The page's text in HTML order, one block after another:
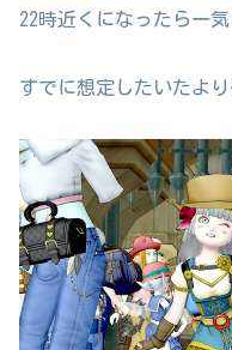
22時近くになったら一
すでに想定したいたよ